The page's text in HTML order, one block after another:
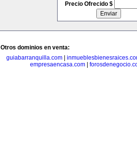
Precio Ofrecido $
Otros dominios en venta:
guiabarranquilla.com|
empresaencasa.com|